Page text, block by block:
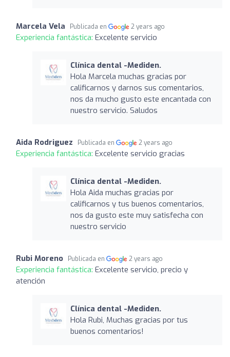
Marcela Vela Publicada en 2 years ago
Experiencia fantástica: Excelente servicio
Clínica dental -Mediden.
Hola Marcela muchas gracias por
calificarnos y darnos sus comentarios,
nos da mucho gusto este encantada con
nuestro servicio. Saludos
Aida Rodriguez Publicada en 2 years ago
Experiencia fantástica: Excelente servicio gracias
Clínica dental -Mediden.
Hola Aida muchas gracias por
calificarnos y tus buenos comentarios,
nos da gusto este muy satisfecha con
nuestro servicio
Rubi Moreno Publicada en 2 years ago
Experiencia fantástica: Excelente servicio, precio y
atención
Clínica dental -Mediden.
Hola Rubi, Muchas gracias por tus
buenos comentarios!